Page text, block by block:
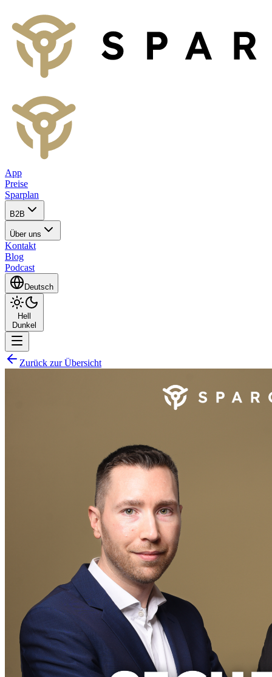
App
Preise
Sparplan
B2B
Über uns
Kontakt
Blog
Podcast
Deutsch
Hell
Dunkel
Zurück zur Übersicht